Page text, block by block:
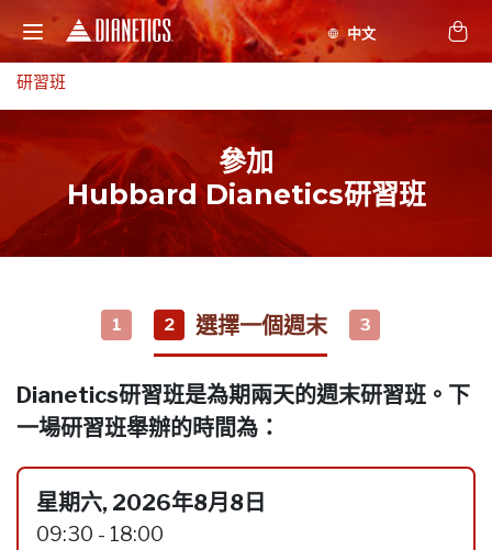
研習班
參加
Hubbard Dianetics研習班
1 2 選擇一個週末 3
Dianetics研習班是為期兩天的週末研習班。下
一場研習班舉辦的時間為：
星期六, 2026年8月8日
09:30 - 18:00